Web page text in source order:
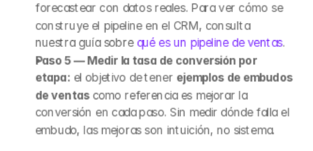
forecastear con datos reales. Para ver cómo se
construye el pipeline en el CRM, consulta
nuestra guía sobre qué es un pipeline de ventas.
Paso 5 — Medir la tasa de conversión por
etapa: el objetivo de tener ejemplos de embudos
de ventas como referencia es mejorar la
conversión en cada paso. Sin medir dónde falla el
embudo, las mejoras son intuición, no sistema.